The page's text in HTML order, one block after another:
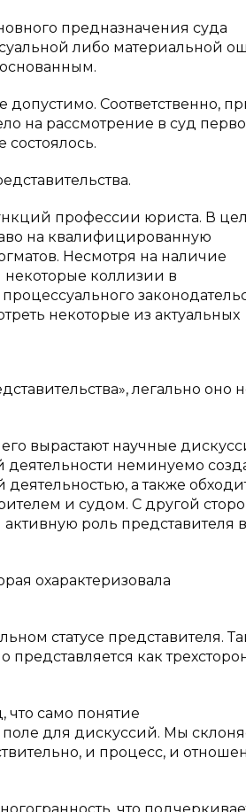
предназначения суда
либо материальной
Соответственно,
на рассмотрение в суд
состоялось.
профессии юриста. В
на квалифицированную
Несмотря на наличие
коллизии в
некоторые из актуальных
легально оно
вырастают научные
неминуемо
а также
и судом. С другой
роль представителя в
охарактеризовала
статусе представителя.
как
само понятие
поле для дискуссий. Мы
и процесс, и